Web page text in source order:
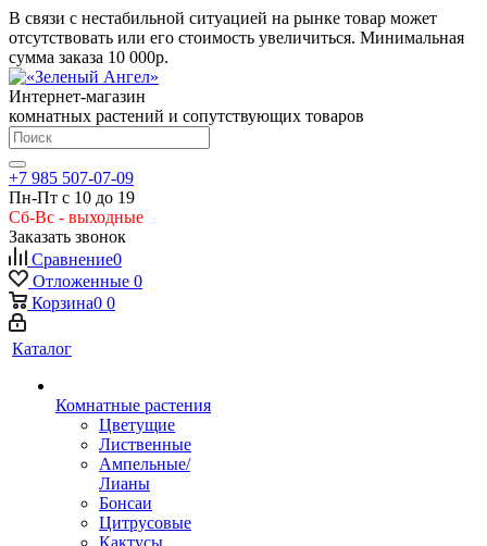
В связи с нестабильной ситуацией на рынке товар может
отсутствовать или его стоимость увеличиться. Минимальная
сумма заказа 10 000р.
Интернет-магазин
комнатных растений и сопутствующих товаров
+7 985 507-07-09
Пн-Пт с 10 до 19
Сб-Вс - выходные
Заказать звонок
Сравнение0
Отложенные 0
Корзина0 0
Каталог
Комнатные растения
Цветущие
Лиственные
Ампельные/
Лианы
Бонсаи
Цитрусовые
Кактусы